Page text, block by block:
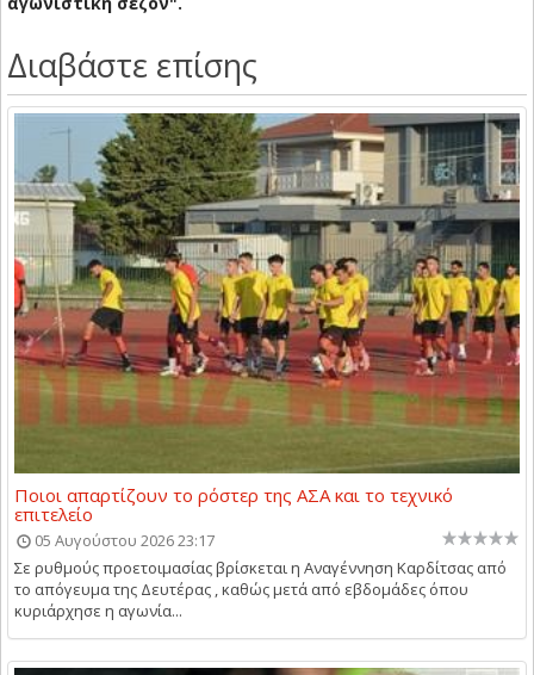
Διαβάστε επίσης
Ποιοι απαρτίζουν το ρόστερ της ΑΣΑ και το τεχνικό
επιτελείο
05 Αυγούστου 2026 23:17
Σε ρυθμούς προετοιμασίας βρίσκεται η Αναγέννηση Καρδίτσας από
το απόγευμα της Δευτέρας , καθώς μετά από εβδομάδες όπου
κυριάρχησε η αγωνία...